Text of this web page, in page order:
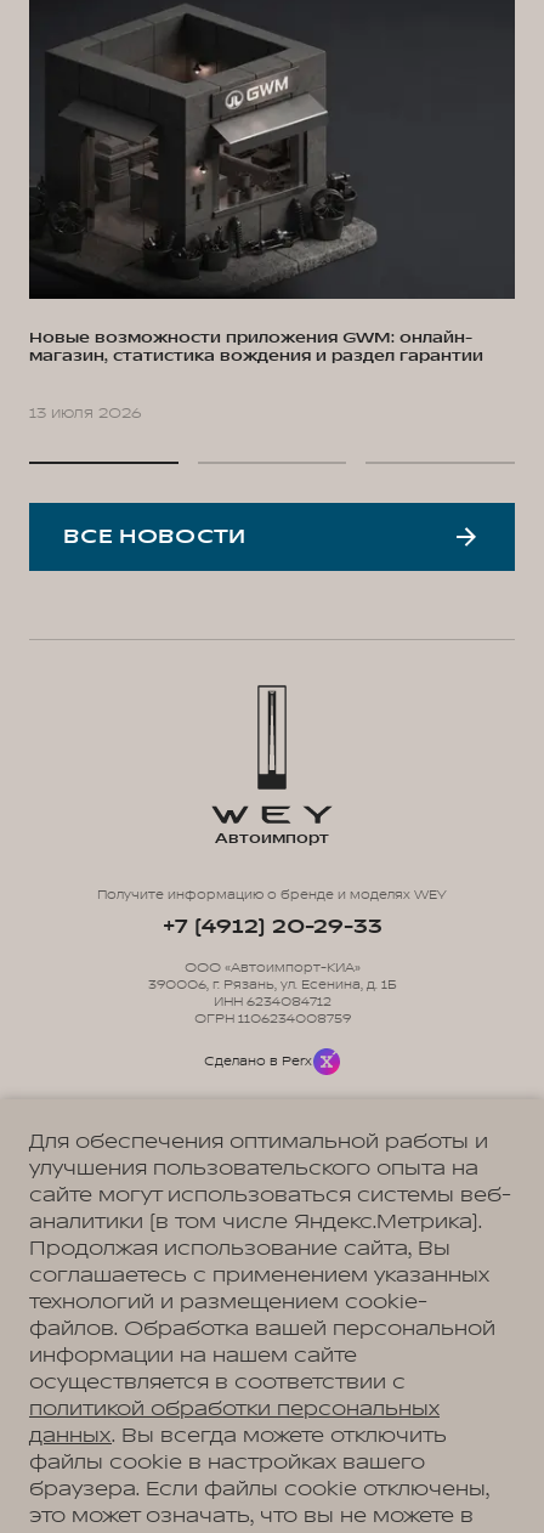
Новые возможности приложения GWM: онлайн-
магазин, статистика вождения и раздел гарантии
13 июля 2026
ВСЕ НОВОСТИ
Политика обработки персональных данных
Согласие на коммуникацию
Согласие на предоставление персональных данных третьим лицам
Согласие на обработку ПД
Автоимпорт
Получите информацию о бренде и моделях WEY
+7 (4912) 20-29-33
ООО «Автоимпорт-КИА»
390006, г. Рязань, ул. Есенина, д. 1Б
ИНН 6234084712
ОГРН 1106234008759
Сделано в Perx
Адрес
Рязань, Куйбышевское шоссе, д. 40, стр. 1
+7 (4912) 20-29-33
АВТОМОБИЛИ В НАЛИЧИИ
Для обеспечения оптимальной работы и
улучшения пользовательского опыта на
сайте могут использоваться системы веб-
аналитики (в том числе Яндекс.Метрика).
Продолжая использование сайта, Вы
соглашаетесь с применением указанных
технологий и размещением cookie-
файлов. Обработка вашей персональной
информации на нашем сайте
осуществляется в соответствии с
политикой обработки персональных
данных. Вы всегда можете отключить
файлы cookie в настройках вашего
браузера. Если файлы cookie отключены,
это может означать, что вы не можете в